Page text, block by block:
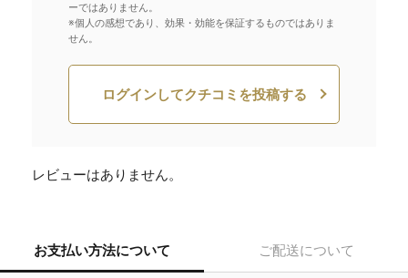
ーではありません。
※個人の感想であり、効果・効能を保証するものではありま
せん。
ログインしてクチコミを投稿する
レビューはありません。
お支払い方法について ご配送について